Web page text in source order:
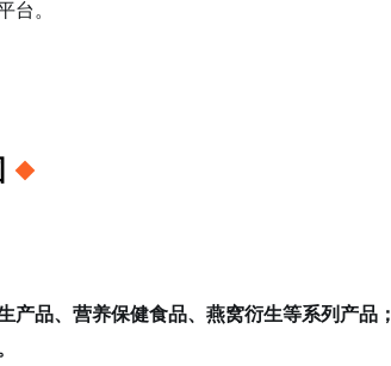
。
品、营养保健食品、燕窝衍生等系列产品；